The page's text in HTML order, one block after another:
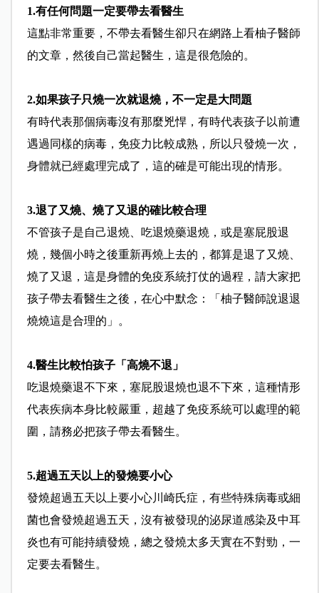
1.有任何問題一定要帶去看醫生
這點非常重要，不帶去看醫生卻只在網路上看柚子醫師
的文章，然後自己當起醫生，這是很危險的。
2.如果孩子只燒一次就退燒，不一定是大問題
有時代表那個病毒沒有那麼兇悍，有時代表孩子以前遭
遇過同樣的病毒，免疫力比較成熟，所以只發燒一次，
身體就已經處理完成了，這的確是可能出現的情形。
3.退了又燒、燒了又退的確比較合理
不管孩子是自己退燒、吃退燒藥退燒，或是塞屁股退
燒，幾個小時之後重新再燒上去的，都算是退了又燒、
燒了又退，這是身體的免疫系統打仗的過程，請大家把
孩子帶去看醫生之後，在心中默念：「柚子醫師說退退
燒燒這是合理的」。
4.醫生比較怕孩子「高燒不退」
吃退燒藥退不下來，塞屁股退燒也退不下來，這種情形
代表疾病本身比較嚴重，超越了免疫系統可以處理的範
圍，請務必把孩子帶去看醫生。
5.超過五天以上的發燒要小心
發燒超過五天以上要小心川崎氏症，有些特殊病毒或細
菌也會發燒超過五天，沒有被發現的泌尿道感染及中耳
炎也有可能持續發燒，總之發燒太多天實在不對勁，一
定要去看醫生。